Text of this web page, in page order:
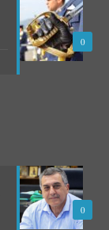
0
0